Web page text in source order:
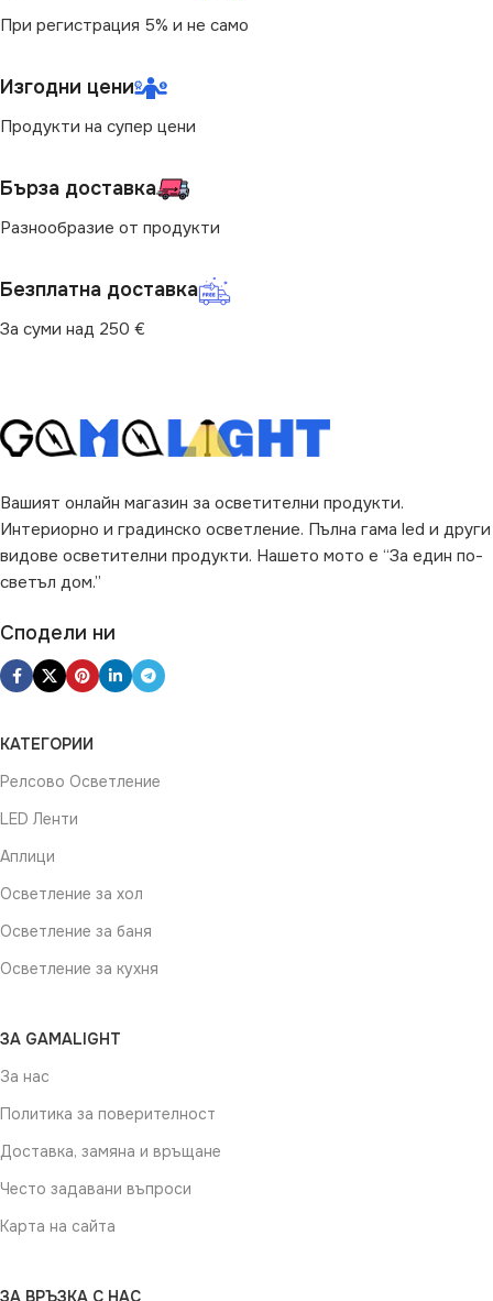
При регистрация 5% и не само
Изгодни цени
Продукти на супер цени
Бърза доставка
Разнообразие от продукти
Безплатна доставка
За суми над 250 €
Вашият онлайн магазин за осветителни продукти.
Интериорно и градинско осветление. Пълна гама led и други
видове осветителни продукти. Нашето мото е “За един по-
светъл дом.”
Сподели ни
КАТЕГОРИИ
Релсово Осветление
LED Ленти
Аплици
Осветление за хол
Осветление за баня
Осветление за кухня
ЗА GAMALIGHT
За нас
Политика за поверителност
Доставка, замяна и връщане
Често задавани въпроси
Карта на сайта
ЗА ВРЪЗКА С НАС